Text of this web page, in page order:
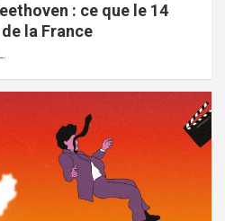
: ce que le 14
la France